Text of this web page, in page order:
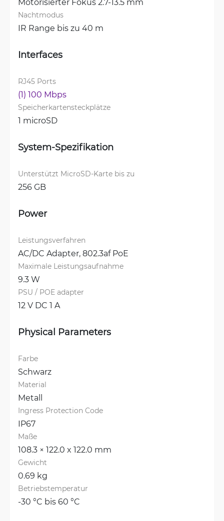
Nachtmodus
IR Range bis zu 40 m
Interfaces
RJ45 Ports
(1) 100 Mbps
Speicherkartensteckplätze
1 microSD
System-Spezifikation
Unterstützt MicroSD-Karte bis zu
256 GB
Power
Leistungsverfahren
AC/DC Adapter, 802.3af PoE
Maximale Leistungsaufnahme
9.3 W
PSU / POE adapter
12 V DC 1 A
Physical Parameters
Farbe
Schwarz
Material
Metall
Ingress Protection Code
IP67
Maße
108.3 × 122.0 x 122.0 mm
Gewicht
0.69 kg
Betriebstemperatur
-30 °C bis 60 °C